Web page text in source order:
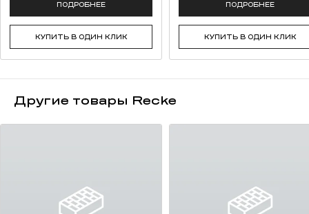
ПОДРОБНЕЕ
КУПИТЬ В ОДИН КЛИК
ПОДРОБНЕЕ
КУПИТЬ В ОДИН КЛИК
Другие товары Recke